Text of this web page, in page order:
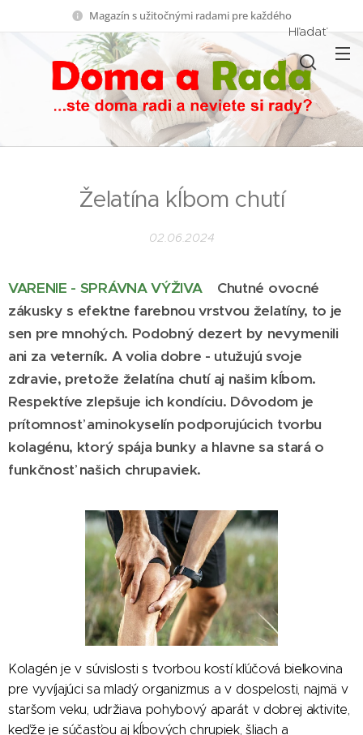
Magazín s užitočnými radami pre každého
Hľadať
Želatína kĺbom chutí
02.06.2024
VARENIE - SPRÁVNA VÝŽIVA
Chutné ovocné
zákusky s efektne farebnou vrstvou želatíny, to je
sen pre mnohých. Podobný dezert by nevymenili
ani za veterník. A volia dobre - utužujú svoje
zdravie, pretože želatína chutí aj našim kĺbom.
Respektíve zlepšuje ich kondíciu. Dôvodom je
prítomnosť aminokyselín podporujúcich tvorbu
kolagénu, ktorý spája bunky a hlavne sa stará o
funkčnosť našich chrupaviek.
Kolagén je v súvislosti s tvorbou kostí kľúčová bielkovina
pre vyvíjajúci sa mladý organizmus a v dospelosti, najmä v
staršom veku, udržiava pohybový aparát v dobrej aktivite,
keďže je súčasťou aj kĺbových chrupiek, šliach a